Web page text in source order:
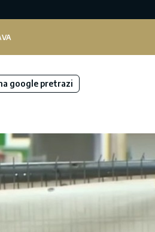
google pretrazi